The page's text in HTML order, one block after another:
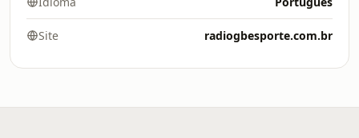
Site radiogbesporte.com.br